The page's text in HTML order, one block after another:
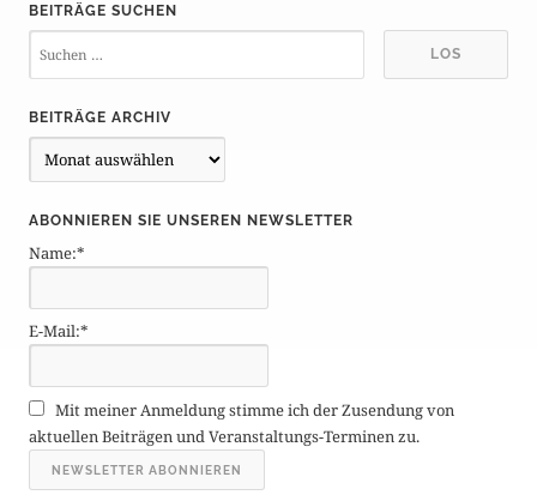
BEITRÄGE SUCHEN
BEITRÄGE ARCHIV
e
t
r
g
e
r
c
h
v
ABONNIEREN SIE UNSEREN NEWSLETTER
Name:*
E-Mail:*
Mit meiner Anmeldung stimme ich der Zusendung von
aktuellen Beiträgen und Veranstaltungs-Terminen zu.